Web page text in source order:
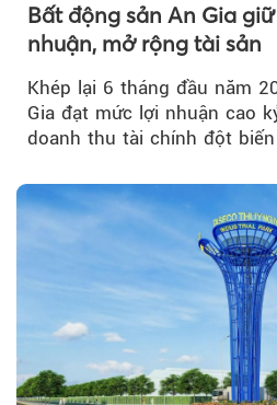
Bất động sản An Gia
nhuận, mở rộng tài sản
Khép lại 6 tháng đầu năm
Gia đạt mức lợi nhuận cao
doanh thu tài chính đột